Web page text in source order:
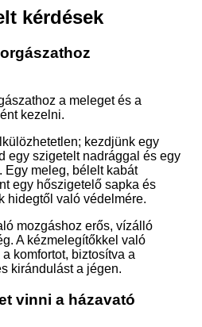
kérdések
a meleget és a
kezelni.
kezdjünk egy
egy szigetelt nadrággal és egy
Egy meleg, bélelt kabát
egy hőszigetelő sapka és
hidegtől való védelmére.
mozgáshoz erős, vízálló
A kézmelegítőkkel való
komfortot, biztosítva a
kirándulást a jégen.
vinni a házavató